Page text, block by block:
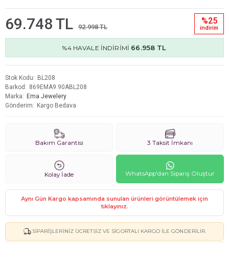
69.748 TL 92.998 TL
%25
i̇ndi̇ri̇m
%4 HAVALE İNDİRİMİ 66.958 TL
Stok Kodu
BL208
Barkod
869EMA9.90ABL208
Marka
Ema Jewelery
Gönderim
Kargo Bedava
Bakım Garantisi 3 Taksit İmkanı
Kolay İade WhatsApp'dan Sipariş Oluştur
Aynı Gün Kargo kapsamında sunulan ürünleri görüntülemek için
tıklayınız.
SIPARIŞLERINIZ ÜCRETSIZ VE SIGORTALI KARGO ILE GÖNDERILIR.